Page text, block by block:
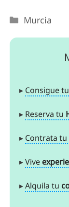
Murcia
▸ Consigue
▸ Reserva tu
▸ Contrata tu
▸Vive
▸Alquila tu